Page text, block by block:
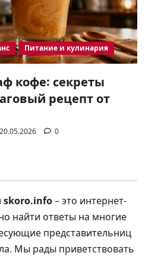
Питание и кулинария
кофе: секреты
рецепт от
20.05.2026 0
skoro.info– это интернет-
найти ответы на многие
представительниц
Мы рады приветствовать